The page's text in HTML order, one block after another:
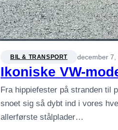
BIL & TRANSPORT december 7,
Ikoniske VW-
Fra hippiefester på stranden til
snoet sig så dybt ind i vores
allerførste stålplader…